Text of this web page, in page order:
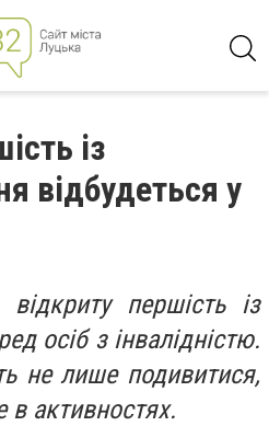
із
відбудеться у
першість із
осіб з інвалідністю.
не лише подивитися,
в активностях.